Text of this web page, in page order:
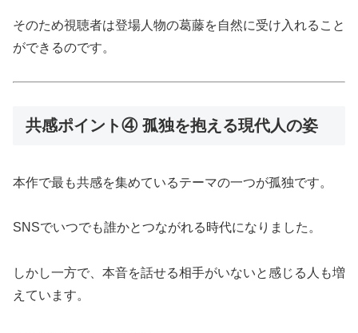
そのため視聴者は登場人物の葛藤を自然に受け入れること
ができるのです。
共感ポイント④ 孤独を抱える現代人の姿
本作で最も共感を集めているテーマの一つが孤独です。
SNSでいつでも誰かとつながれる時代になりました。
しかし一方で、本音を話せる相手がいないと感じる人も増
えています。